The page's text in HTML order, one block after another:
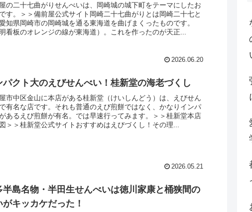
の二十七曲がりせんべいは、岡崎城の城下町をテーマにしたお
す。＞＞備前屋公式サイト岡崎二十七曲がりとは岡崎二十七と
知県岡崎市の岡崎城を通る東海道を曲げまくったものです。
明看板のオレンジの線が東海道）。これを作ったのが天正...
2026.06.20
パクト大のえびせんべい！桂新堂の海老づくし
市中区金山に本店がある桂新堂（けいしんどう）は、えびせん
有名な店です。それも普通のえび煎餅ではなく、かなりインパ
あるえび煎餅が有名。では早速行ってみます。＞＞桂新堂本店
＞＞桂新堂公式サイトおすすめはえびづくし！その理...
2026.05.21
半島名物・半田生せんべいは徳川家康と桶狭間の
がキッカケだった！